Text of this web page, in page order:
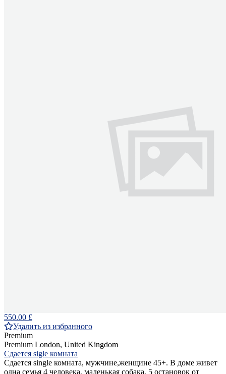
550.00 £
Удалить из избранного
Premium
Premium London, United Kingdom
Сдается sigle комната
Сдается single комната, мужчине,женщине 45+. В доме живет
одна семья 4 человека, маленькая собака. 5 остановок от